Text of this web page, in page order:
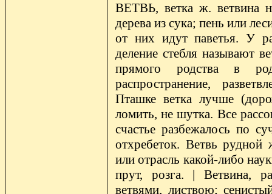
ВЕТВЬ, ветка ж. ветвина
дерева из сука; пень или
от них идут паветья. У
деление стебля называют
прямого родства в
распространение,
Пташке ветка лучше
ломить, не шутка. Все
счастье разбежалось по
отхребеток. Ветвь
или отрасль какой-либо
прут, розга. | Ветвина,
ветвями, листвою;